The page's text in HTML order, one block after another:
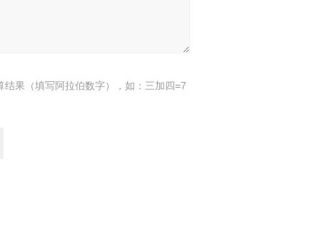
结果（填写阿拉伯数字），如：三加四=7